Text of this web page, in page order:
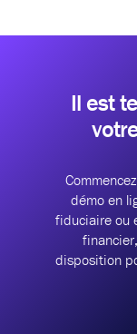
Il est
démo en
fiduciaire ou
financier,
disposition